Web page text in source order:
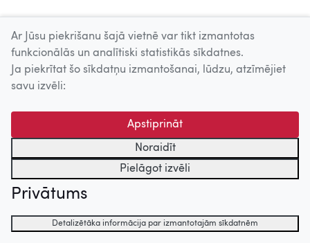
Ar Jūsu piekrišanu šajā vietnē var tikt izmantotas
funkcionālās un analītiski statistikās sīkdatnes.
Ja piekrītat šo sīkdatņu izmantošanai, lūdzu, atzīmējiet
savu izvēli:
Apstiprināt
Noraidīt
Pielāgot izvēli
Privātums
Detalizētāka informācija par izmantotajām sīkdatnēm